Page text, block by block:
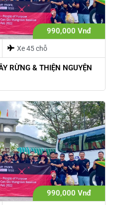
990,000 Vnđ
Xe 45 chỗ
RỪNG & THIỆN NGUYỆN
990,000 Vnđ